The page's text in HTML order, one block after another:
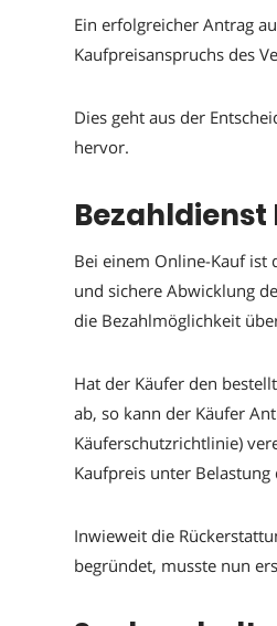
Ein erfolgreicher Antrag
Kaufpreisanspruchs des
Dies geht aus der
hervor.
Bezahldienst
Bei einem Online-Kauf ist
und sichere Abwicklung
die Bezahlmöglichkeit
Hat der Käufer den
ab, so kann der Käufer
Käuferschutzrichtlinie)
Kaufpreis unter Belastung
Inwieweit die
begründet, musste nun